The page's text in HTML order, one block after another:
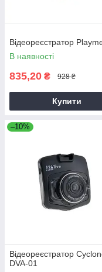
Відеореєстратор
В наявності
835,20 ₴ 928 ₴
Купити
–10%
Відеореєстратор
DVA-01